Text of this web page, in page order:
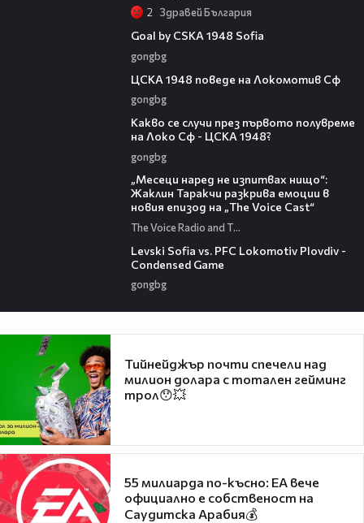
2 Здравей България
Goal by CSKA 1948 Sofia
gongbg
ЦСКА 1948 поведе на Локомотив Сф
gongbg
Какво се случи през първото полувреме
на Локо Сф - ЦСКА 1948?
gongbg
„Месеци наред не изпитвах нищо“:
Жаклин Таракчи разкрива емоции в
новия епизод на „The Voice Cast“
The Voice Radio and TV Bulgaria
Levski Sofia vs. PFC Lokomotiv Plovdiv -
Condensed Game
gongbg
Тийнейджър почти спечели над
милион долара с тотален гейминг
трол😯💥
55 милиарда по-късно: EA вече
официално е собственост на
Саудитска Арабия💰